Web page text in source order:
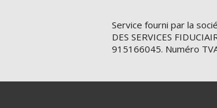
Service fourni par la
DES SERVICES
915166045. Numéro